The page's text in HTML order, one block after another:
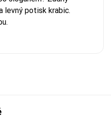
levný potisk krabic.